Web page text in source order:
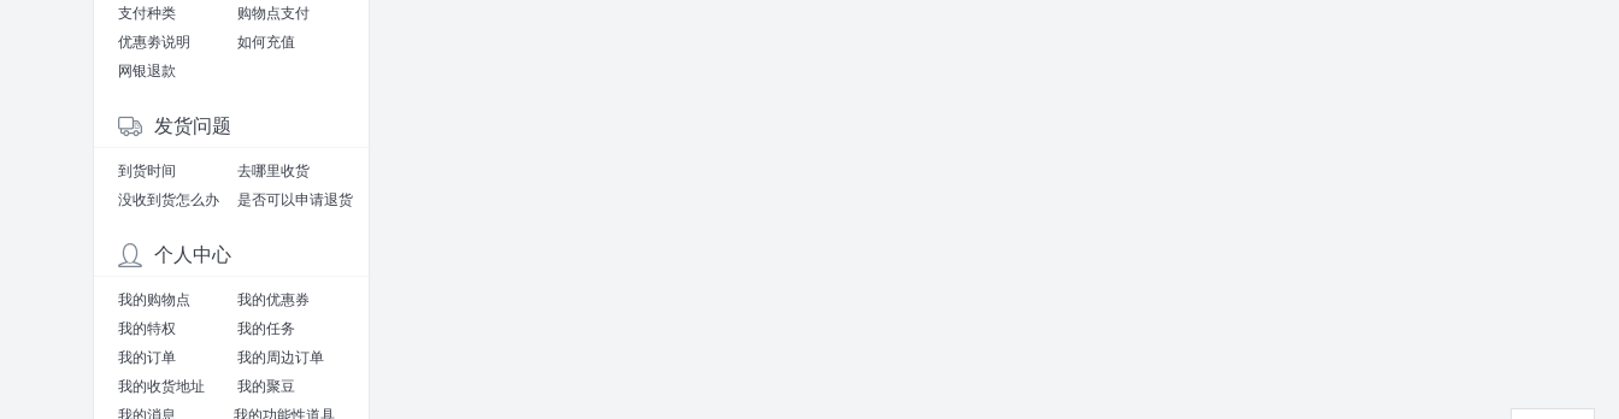
支付种类
购物点支付
优惠劵说明
如何充值
网银退款
发货问题
到货时间
去哪里收货
没收到货怎么办
是否可以申请退货
个人中心
我的购物点
我的优惠券
我的特权
我的任务
我的订单
我的周边订单
我的收货地址
我的聚豆
我的消息
我的功能性道具